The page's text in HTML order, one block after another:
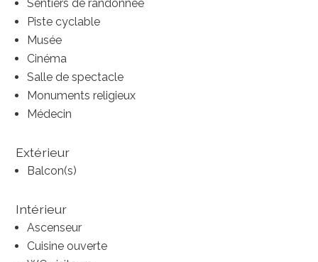
Sentiers de randonnée
Piste cyclable
Musée
Cinéma
Salle de spectacle
Monuments religieux
Médecin
Extérieur
Balcon(s)
Intérieur
Ascenseur
Cuisine ouverte